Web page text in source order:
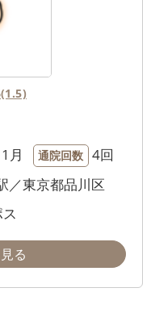
月 通院回数 4回
／東京都品川区
る